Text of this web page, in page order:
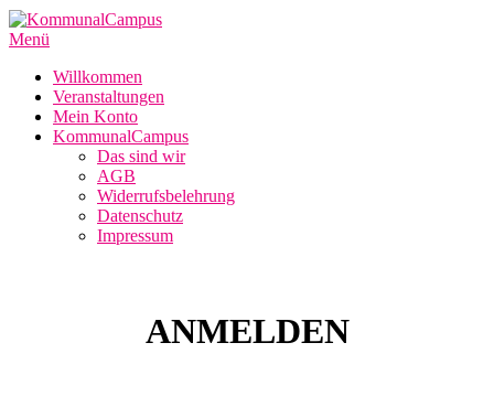
Zum
Inhalt
Menü
Willkommen
Veranstaltungen
Mein Konto
KommunalCampus
Das sind wir
AGB
Widerrufsbelehrung
Datenschutz
Impressum
ANMELDEN